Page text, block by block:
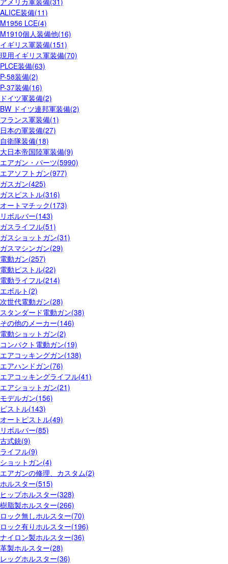
ALICE装備(11)
M1956 LCE(4)
M1910個人装備他(16)
イギリス軍装備(151)
現用イギリス軍装備(70)
PLCE装備(63)
P-58装備(2)
P-37装備(16)
ドイツ軍装備(2)
BW ドイツ連邦軍装備(2)
フランス軍装備(1)
日本の軍装備(27)
自衛隊装備(18)
大日本帝国陸軍装備(9)
エアガン・パーツ(5990)
エアソフトガン(977)
ガスガン(425)
ガスピストル(316)
オートマチック(173)
リボルバー(143)
ガスライフル(51)
ガスショットガン(31)
ガスマシンガン(29)
電動ガン(257)
電動ピストル(22)
電動ライフル(214)
エボルト(2)
次世代電動ガン(28)
スタンダード電動ガン(38)
その他のメーカー(146)
電動ショットガン(2)
コンパクト電動ガン(19)
エアコッキングガン(138)
エアハンドガン(76)
エアコッキングライフル(41)
エアショットガン(21)
モデルガン(156)
ピストル(143)
オートピストル(49)
リボルバー(85)
古式銃(9)
ライフル(9)
ショットガン(4)
エアガンの修理、カスタム(2)
ホルスター(515)
ヒップホルスター(328)
樹脂製ホルスター(266)
ロック無しホルスター(70)
ロック有りホルスター(196)
ナイロン製ホルスター(36)
革製ホルスター(28)
レッグホルスター(36)